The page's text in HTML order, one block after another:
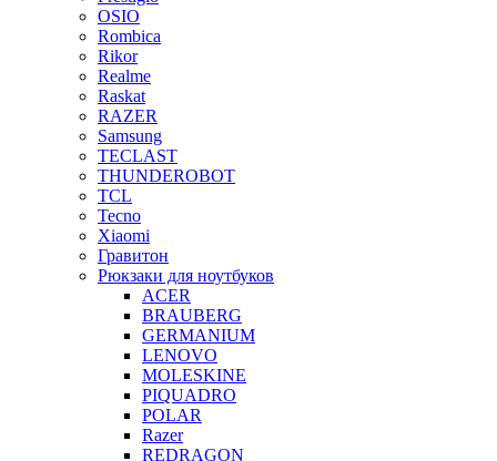
OSIO
Rombica
Rikor
Realme
Raskat
RAZER
Samsung
TECLAST
THUNDEROBOT
TCL
Tecno
Xiaomi
Гравитон
Рюкзаки для ноутбуков
ACER
BRAUBERG
GERMANIUM
LENOVO
MOLESKINE
PIQUADRO
POLAR
Razer
REDRAGON